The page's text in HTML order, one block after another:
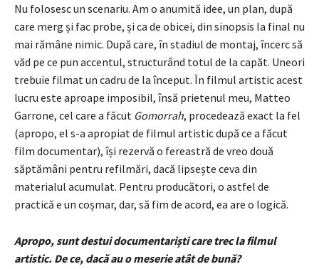
Nu folosesc un scenariu. Am o anumită idee, un plan, după
care merg și fac probe, și ca de obicei, din sinopsis la final nu
mai rămâne nimic. După care, în stadiul de montaj, încerc să
văd pe ce pun accentul, structurând totul de la capăt. Uneori
trebuie filmat un cadru de la început. În filmul artistic acest
lucru este aproape imposibil, însă prietenul meu, Matteo
Garrone, cel care a făcut Gomorrah, procedează exact la fel
(apropo, el s-a apropiat de filmul artistic după ce a făcut
film documentar), își rezervă o fereastră de vreo două
săptămâni pentru refilmări, dacă lipsește ceva din
materialul acumulat. Pentru producători, o astfel de
practică e un coșmar, dar, să fim de acord, ea are o logică.
Apropo, sunt destui documentariști care trec la filmul
artistic. De ce, dacă au o meserie atât de bună?